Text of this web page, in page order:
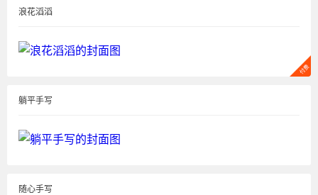
浪花滔滔
躺平手写
随心手写